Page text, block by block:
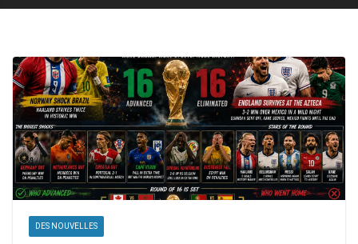
DES NOUVELLES